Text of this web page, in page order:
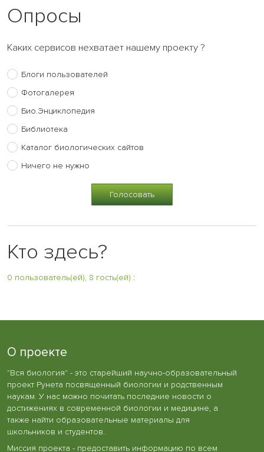
Опросы
Каких сервисов нехватает нашему проекту ?
Блоги пользователей
Фотогалерея
Био.Энциклопедия
Библиотека
Каталог биологических сайтов
Ничего не нужно
Кто здесь?
0 пользователь(ей), 8 гость(ей) :
О проекте
"Вся биология" - это старейший научно-образовательный
проект Рунета посвященный биологии и родственным
наукам. У нас можно почитать последние новости о
достижениях в современной биологии и медицине, а
также найти образовательные материалы для
школьников и студентов.
Миссия проекта - предоставить информацию по всем